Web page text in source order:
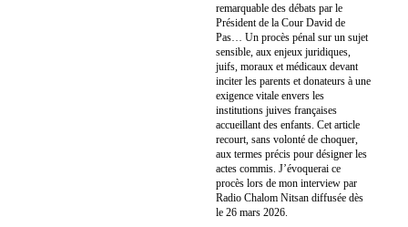
remarquable des débats par le
Président de la Cour David de
Pas… Un procès pénal sur un sujet
sensible, aux enjeux juridiques,
juifs, moraux et médicaux devant
inciter les parents et donateurs à une
exigence vitale envers les
institutions juives françaises
accueillant des enfants. Cet article
recourt, sans volonté de choquer,
aux termes précis pour désigner les
actes commis. J’évoquerai ce
procès lors de mon interview par
Radio Chalom Nitsan diffusée dès
le 26 mars 2026.